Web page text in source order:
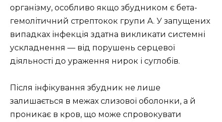
організму, особливо якщо збудником є бета-
гемолітичний стрептокок групи А. У запущених
випадках інфекція здатна викликати системні
ускладнення — від порушень серцевої
діяльності до ураження нирок і суглобів.
Після інфікування збудник не лише
залишається в межах слизової оболонки, а й
проникає в кров, що може спровокувати